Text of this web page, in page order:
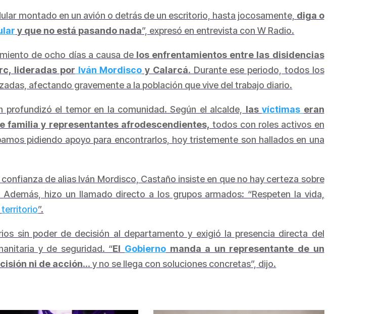
montado en un avión o detrás de un escritorio, hasta jocosamente, diga o
y que no está pasando nada”, expresó en entrevista con W Radio.
de ocho días a causa de los enfrentamientos entre las disidencias
lideradas por Iván Mordisco y Calarcá. Durante ese periodo, todos los
afectando gravemente a la población que vive del trabajo diario.
el temor en la comunidad. Según el alcalde, lasvíctimas eran
familia y representantes afrodescendientes, todos con roles activos en
pidiendo apoyo para encontrarlos, hoy tristemente son hallados en una
de alias Iván Mordisco, Castaño insiste en que no hay certeza sobre
Además, hizo un llamado directo a los grupos armados: “Respeten la vida,
territorio”.
sin poder de decisión al departamento y exigió la presencia directa del
y de seguridad. “El Gobierno manda a un representante de un
ni de acción… y no se llega con soluciones concretas”, dijo.